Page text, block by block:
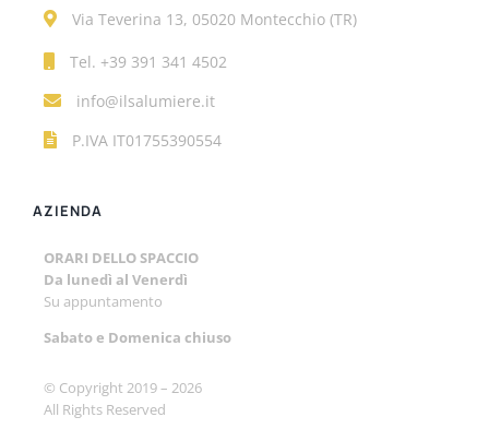
Via Teverina 13, 05020 Montecchio (TR)
Tel. +39 391 341 4502
info@ilsalumiere.it
P.IVA IT01755390554
AZIENDA
ORARI DELLO SPACCIO
Da lunedì al Venerdì
Su appuntamento
Sabato e Domenica chiuso
© Copyright 2019 – 2026
All Rights Reserved